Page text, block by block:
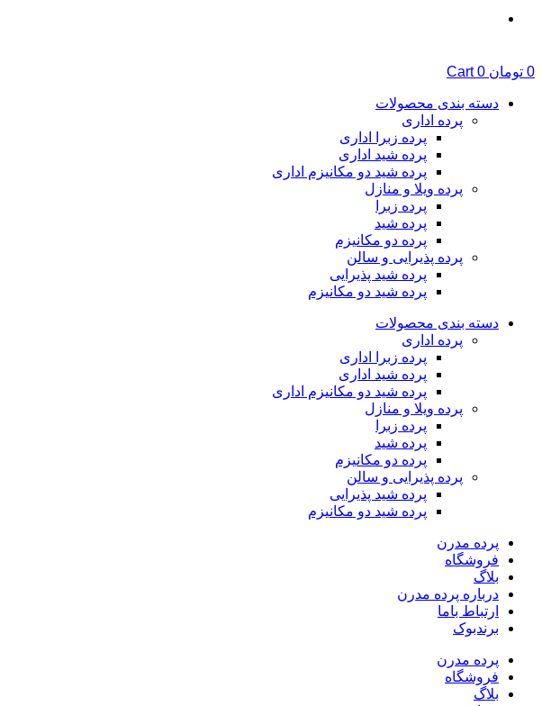
0 تومان 0
Cart
دسته بندی محصولات
پرده اداری
پرده زبرا اداری
پرده شید اداری
پرده شید دو مکانیزم اداری
پرده ویلا و منازل
پرده زبرا
پرده شید
پرده دو مکانیزم
پرده پذیرایی و سالن
پرده شید پذیرایی
پرده شید دو مکانیزم
دسته بندی محصولات
پرده اداری
پرده زبرا اداری
پرده شید اداری
پرده شید دو مکانیزم اداری
پرده ویلا و منازل
پرده زبرا
پرده شید
پرده دو مکانیزم
پرده پذیرایی و سالن
پرده شید پذیرایی
پرده شید دو مکانیزم
پرده مدرن
فروشگاه
بلاگ
درباره پرده مدرن
ارتباط باما
برندبوک
پرده مدرن
فروشگاه
بلاگ